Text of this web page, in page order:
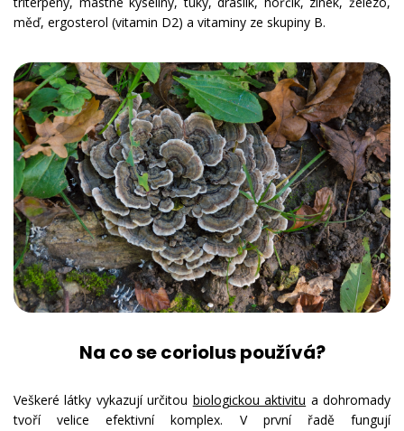
měď, ergosterol (vitamin D2) a vitaminy ze skupiny B.
Na co se coriolus používá?
Veškeré látky vykazují určitou biologickou aktivitu a dohromady
tvoří velice efektivní komplex. V první řadě fungují